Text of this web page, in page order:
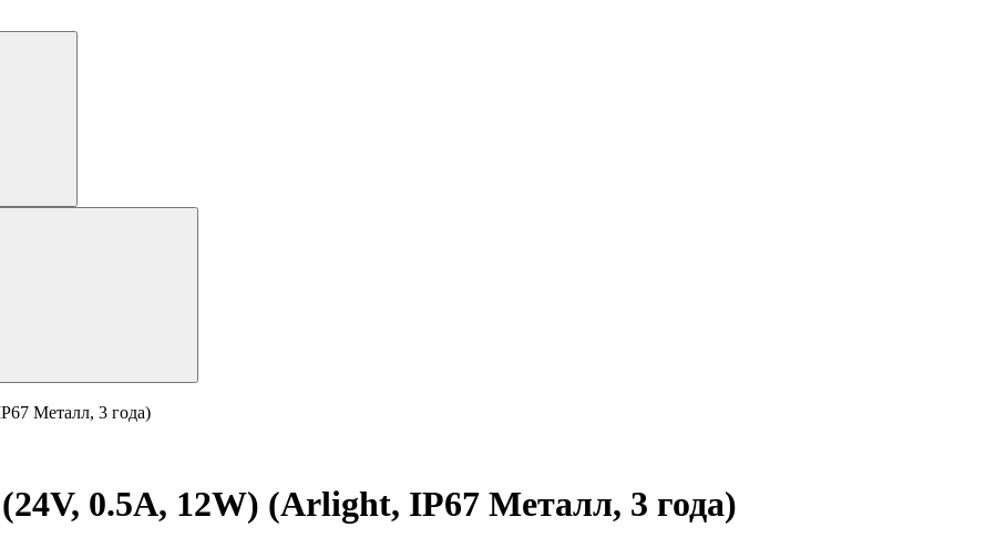
Металл, 3 года)
0.5A, 12W) (Arlight, IP67 Металл, 3 года)